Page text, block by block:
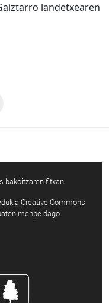
landetxearen
bakoitzaren fitxan.
Creative Commons
menpe dago.